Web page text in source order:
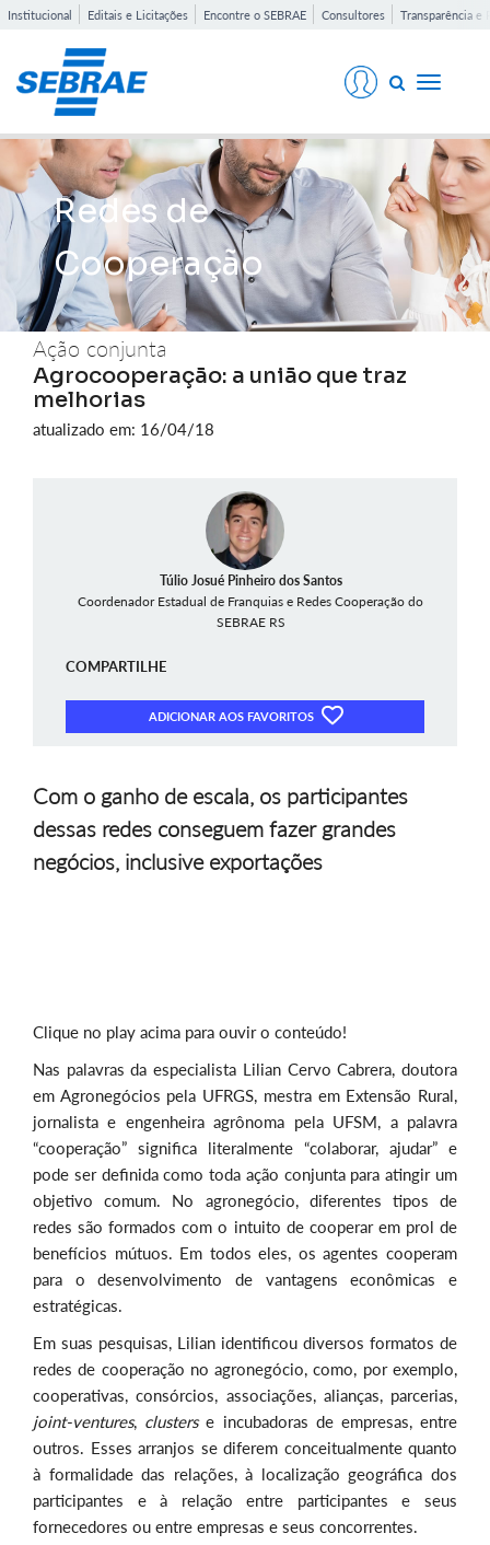
Institucional Editais e Licitações Encontre o SEBRAE Consultores Transparência e
Toggle
Redes de
Cooperação
Ação conjunta
Agrocooperação: a união que traz
melhorias
atualizado em: 16/04/18
Túlio Josué Pinheiro dos Santos
Coordenador Estadual de Franquias e Redes Cooperação do
SEBRAE RS
COMPARTILHE
ADICIONAR AOS FAVORITOS
Com o ganho de escala, os participantes
dessas redes conseguem fazer grandes
negócios, inclusive exportações
Clique no play acima para ouvir o conteúdo!
Nas palavras da especialista Lilian Cervo Cabrera, doutora
em Agronegócios pela UFRGS, mestra em Extensão Rural,
jornalista e engenheira agrônoma pela UFSM, a palavra
“cooperação” significa literalmente “colaborar, ajudar” e
pode ser definida como toda ação conjunta para atingir um
objetivo comum. No agronegócio, diferentes tipos de
redes são formados com o intuito de cooperar em prol de
benefícios mútuos. Em todos eles, os agentes cooperam
para o desenvolvimento de vantagens econômicas e
estratégicas.
Em suas pesquisas, Lilian identificou diversos formatos de
redes de cooperação no agronegócio, como, por exemplo,
cooperativas, consórcios, associações, alianças, parcerias,
joint-ventures, clusterse incubadoras de empresas, entre
outros. Esses arranjos se diferem conceitualmente quanto
à formalidade das relações, à localização geográfica dos
participantes e à relação entre participantes e seus
fornecedores ou entre empresas e seus concorrentes.